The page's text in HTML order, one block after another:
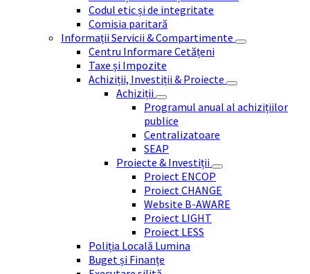
Codul etic și de integritate
Comisia paritară
Informații Servicii & Compartimente
Centru Informare Cetățeni
Taxe și Impozite
Achiziții, Investiții & Proiecte
Achiziții
Programul anual al achizițiilor
publice
Centralizatoare
SEAP
Proiecte & Investiții
Proiect ENCOP
Proiect CHANGE
Website B-AWARE
Proiect LIGHT
Proiect LESS
Poliția Locală Lumina
Buget și Finanțe